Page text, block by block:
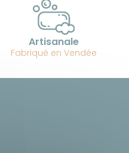
Artisanale
Fabriqué en Vendée